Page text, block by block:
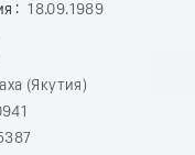
18.09.1989
(Якутия)